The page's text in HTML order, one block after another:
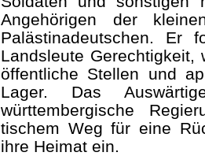
Angehörigen der
Palästina­deutschen. Er
Landsleute
öffentliche Stellen und
Lager. Das
württembergische
tischem Weg für eine
ihre Heimat ein.